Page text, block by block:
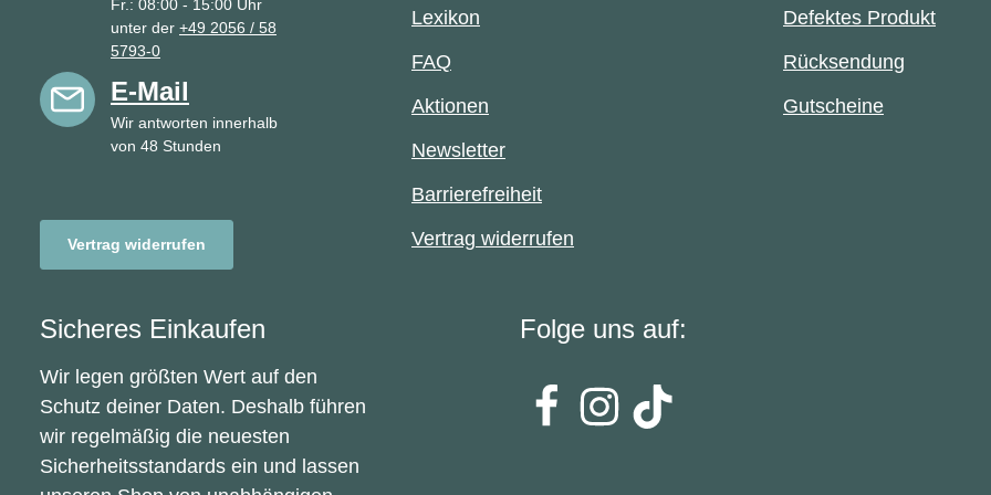
Fr.: 08:00 - 15:00 Uhr
unter der +49 2056 / 58
5793-0
E-Mail
Wir antworten innerhalb
von 48 Stunden
Vertrag widerrufen
Lexikon
FAQ
Aktionen
Newsletter
Barrierefreiheit
Vertrag widerrufen
Defektes Produkt
Rücksendung
Gutscheine
Sicheres Einkaufen
Wir legen größten Wert auf den
Schutz deiner Daten. Deshalb führen
wir regelmäßig die neuesten
Sicherheitsstandards ein und lassen
Folge uns auf: